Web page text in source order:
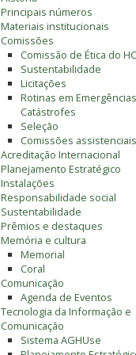
Principais números
Materiais institucionais
Comissões
Comissão de Ética do
Sustentabilidade
Licitações
Rotinas em
Catástrofes
Seleção
Comissões assistenciais
Acreditação Internacional
Planejamento Estratégico
Instalações
Responsabilidade social
Sustentabilidade
Prêmios e destaques
Memória e cultura
Memorial
Coral
Comunicação
Agenda de Eventos
Tecnologia da Informação e
Comunicação
Sistema AGHUse